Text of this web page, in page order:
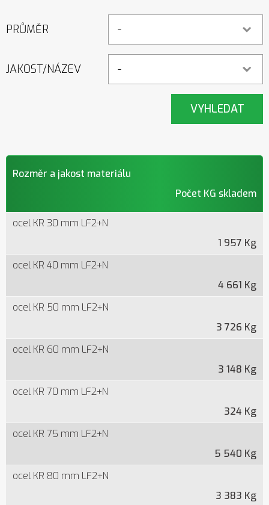
PRŮMĚR
JAKOST/NÁZEV
Rozměr a jakost materiálu
Počet KG skladem
ocel KR 30 mm LF2+N
1 957 Kg
ocel KR 40 mm LF2+N
4 661 Kg
ocel KR 50 mm LF2+N
3 726 Kg
ocel KR 60 mm LF2+N
3 148 Kg
ocel KR 70 mm LF2+N
324 Kg
ocel KR 75 mm LF2+N
5 540 Kg
ocel KR 80 mm LF2+N
3 383 Kg